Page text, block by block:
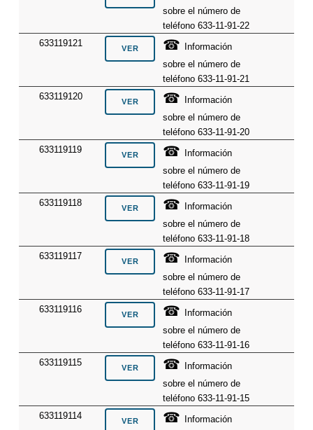
sobre el número de
teléfono 633-11-91-22
633119121
☎ Información
sobre el número de
teléfono 633-11-91-21
633119120
☎ Información
sobre el número de
teléfono 633-11-91-20
633119119
☎ Información
sobre el número de
teléfono 633-11-91-19
633119118
☎ Información
sobre el número de
teléfono 633-11-91-18
633119117
☎ Información
sobre el número de
teléfono 633-11-91-17
633119116
☎ Información
sobre el número de
teléfono 633-11-91-16
633119115
☎ Información
sobre el número de
teléfono 633-11-91-15
633119114
☎ Información